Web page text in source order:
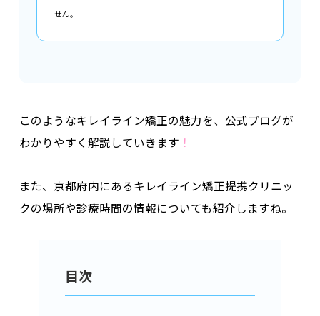
せん。
このようなキレイライン矯正の魅力を、公式ブログが
わかりやすく解説していきます ！
また、京都府内にあるキレイライン矯正提携クリニッ
クの場所や診療時間の情報についても紹介しますね。
目次